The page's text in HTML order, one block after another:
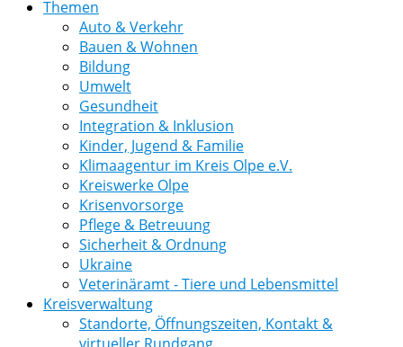
Themen
Auto & Verkehr
Bauen & Wohnen
Bildung
Umwelt
Gesundheit
Integration & Inklusion
Kinder, Jugend & Familie
Klimaagentur im Kreis Olpe e.V.
Kreiswerke Olpe
Krisenvorsorge
Pflege & Betreuung
Sicherheit & Ordnung
Ukraine
Veterinäramt - Tiere und Lebensmittel
Kreisverwaltung
Standorte, Öffnungszeiten, Kontakt &